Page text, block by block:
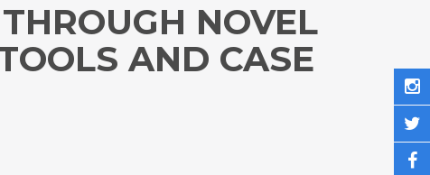
NOVEL
AND CASE